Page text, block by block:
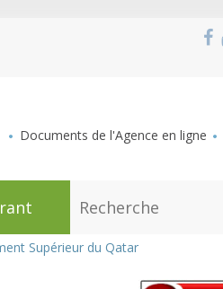
Documents de l'Agence en ligne
e
e
Supérieur du Qatar